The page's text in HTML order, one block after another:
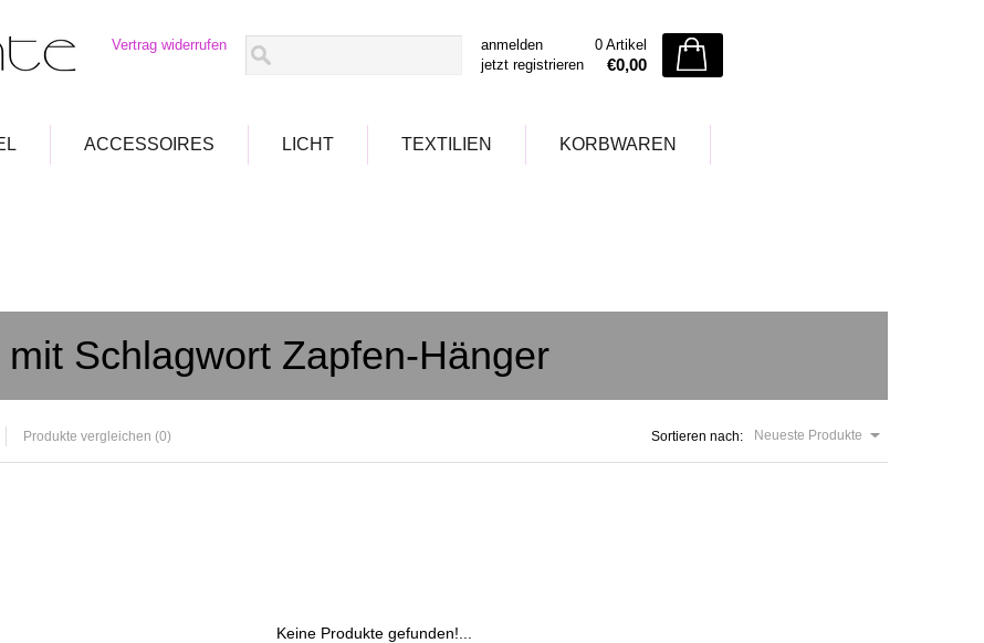
Vertrag widerrufen
anmelden
jetzt registrieren
0 Artikel
€0,00
ACCESSOIRES LICHT TEXTILIEN KORBWAREN
Schlagwort Zapfen-Hänger
Produkte vergleichen (0) Sortieren nach: Neueste Produkte
Keine Produkte gefunden!...